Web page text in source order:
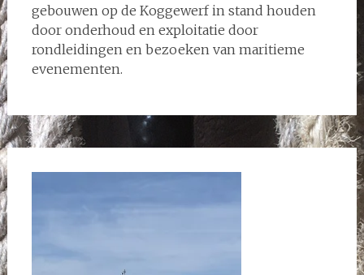
gebouwen op de Koggewerf in stand houden
door onderhoud en exploitatie door
rondleidingen en bezoeken van maritieme
evenementen.